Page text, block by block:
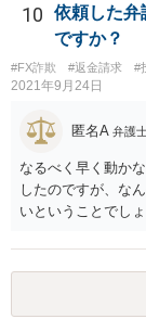
ります。刑事的に
いるわけです。 要
役」にかぶせて、
案件保有者」みた
も現状シビアにみ
等で詐欺行為を行
いです。 そのため
回収は困難である
かを確認した上で
10
依頼した弁
ですか？
#FX詐欺 #返金請求 #
2021年9月24日
匿名A 弁護
なるべく早く動か
したのですが、な
いということでし
などを確認しまし
て、事情によって